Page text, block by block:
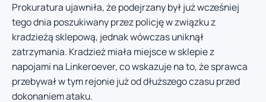
Prokuratura ujawniła, że podejrzany był już wcześniej
tego dnia poszukiwany przez policję w związku z
kradzieżą sklepową, jednak wówczas uniknął
zatrzymania. Kradzież miała miejsce w sklepie z
napojami na Linkeroever, co wskazuje na to, że sprawca
przebywał w tym rejonie już od dłuższego czasu przed
dokonaniem ataku.